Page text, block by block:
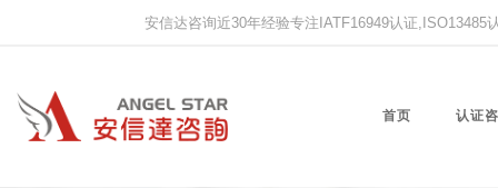
安信达咨询近30年经验专注IATF16949认证
首页 认证